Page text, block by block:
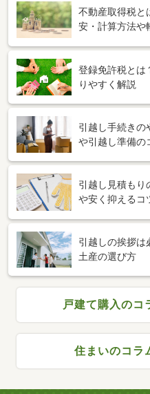
不動産取得税と
安・計算方法や
登録免許税とは
りやすく解説
引越し手続きの
や引越し準備の
引越し見積もり
や安く抑えるコ
引越しの挨拶は
土産の選び方
戸建て購入のコ
住まいのコラ